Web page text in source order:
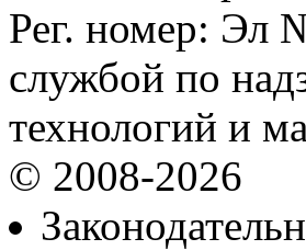
Рег. номер: Эл
службой по
технологий и
© 2008-2026